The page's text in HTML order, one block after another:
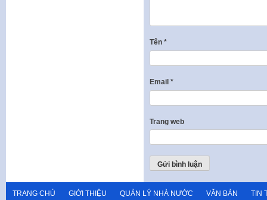
Tên *
Email *
Trang web
TRANG CHỦ GIỚI THIỆU QUẢN LÝ NHÀ NƯỚC VĂN BẢN TIN